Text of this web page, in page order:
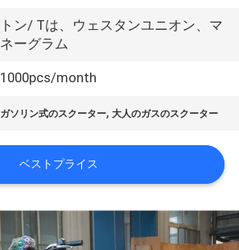
トン/ Tは、ウェスタンユニオン、マ
ネーグラム
1000pcs/month
ガソリン式のスクーター,大人のガスのスクーター
ベストプライス